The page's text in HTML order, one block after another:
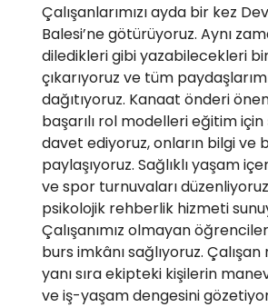
Çalışanlarımızı ayda bir kez
Balesi’ne götürüyoruz. Aynı
diledikleri gibi yazabilecekleri
çıkarıyoruz ve tüm
dağıtıyoruz. Kanaat önderi
başarılı rol modelleri eğitim
davet ediyoruz, onların bilgi ve
paylaşıyoruz. Sağlıklı yaşam
ve spor turnuvaları
psikolojik rehberlik hizmeti
Çalışanımız olmayan
burs imkânı sağlıyoruz.
yanı sıra ekipteki kişilerin
ve iş-yaşam dengesini